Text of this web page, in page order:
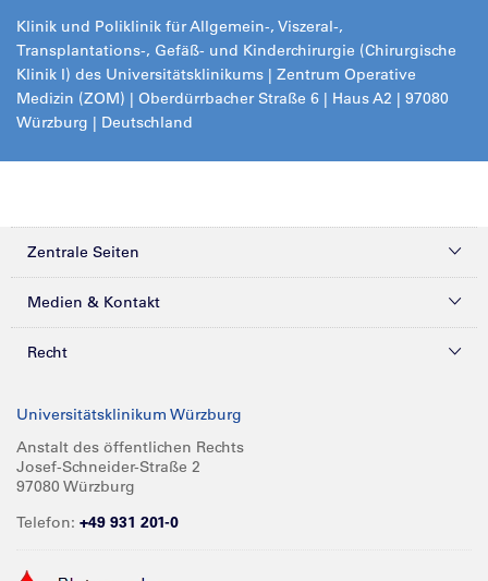
Klinik und Poliklinik für Allgemein-, Viszeral-,
Transplantations-, Gefäß- und Kinderchirurgie (Chirurgische
Klinik I) des Universitätsklinikums | Zentrum Operative
Medizin (ZOM) | Oberdürrbacher Straße 6 | Haus A2 | 97080
Würzburg | Deutschland
Zentrale Seiten
Kliniken & Zentren
Forschung
Karriere
Medien & Kontakt
Presse
Glossar
Spenden
Recht
Compliance
Impressum
Barrierefreiheit
Universitätsklinikum Würzburg
Anstalt des öffentlichen Rechts
Josef-Schneider-Straße 2
97080 Würzburg
Telefon: +49 931 201-0